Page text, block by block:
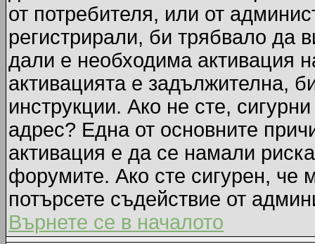
от потребителя, или от
регистрирали, би трябвало да
дали е необходима активация
активацията е задължителна,
инструкции. Ако не сте,
адрес? Една от основните
активация е да се намали
форумите. Ако сте сигурен, че
потърсете съдействие от
Върнете се в началото